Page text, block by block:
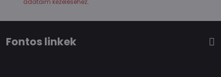
adataim kezeléséhez.
Fontos linkek